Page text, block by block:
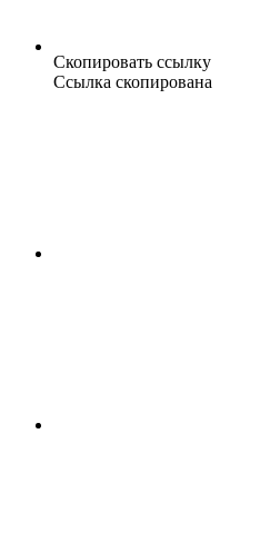
Скопировать ссылку
Ссылка скопирована